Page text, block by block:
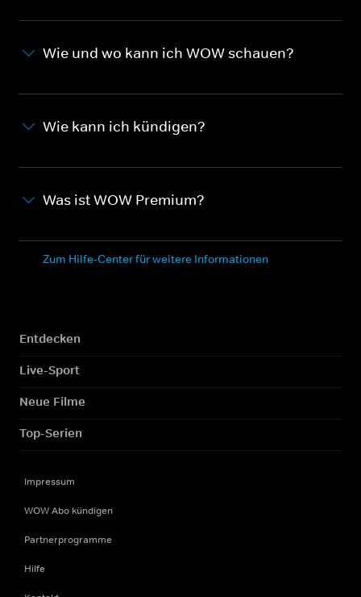
Wie und wo kann ich WOW schauen?
Wie kann ich kündigen?
Was ist WOW Premium?
Zum Hilfe-Center für weitere Informationen
Entdecken
Live-Sport
Neue Filme
Top-Serien
Impressum
WOW Abo kündigen
Partnerprogramme
Hilfe